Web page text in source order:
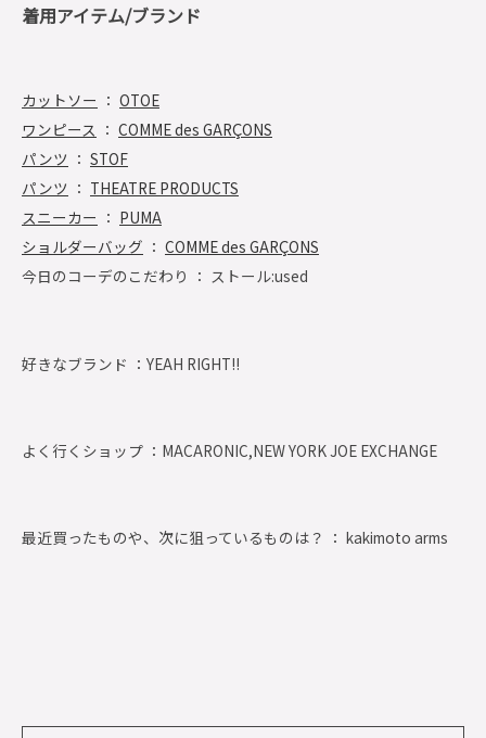
着用アイテム/ブランド
カットソー ： OTOE
ワンピース ： COMME des GARÇONS
パンツ ： STOF
パンツ ： THEATRE PRODUCTS
スニーカー ： PUMA
ショルダーバッグ ： COMME des GARÇONS
今日のコーデのこだわり ： ストール:used
好きなブランド ： YEAH RIGHT!!
よく行くショップ ： MACARONIC,NEW YORK JOE EXCHANGE
最近買ったものや、次に狙っているものは？ ： kakimoto arms